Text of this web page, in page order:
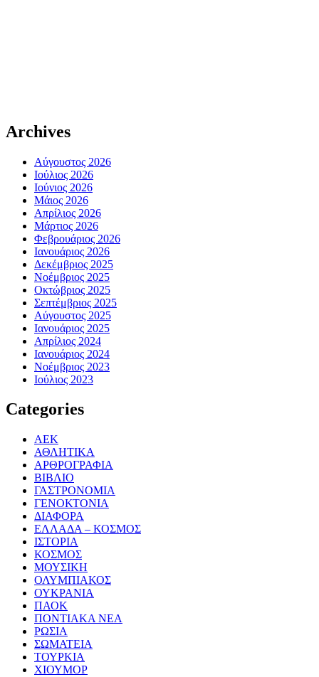
Archives
Αύγουστος 2026
Ιούλιος 2026
Ιούνιος 2026
Μάιος 2026
Απρίλιος 2026
Μάρτιος 2026
Φεβρουάριος 2026
Ιανουάριος 2026
Δεκέμβριος 2025
Νοέμβριος 2025
Οκτώβριος 2025
Σεπτέμβριος 2025
Αύγουστος 2025
Ιανουάριος 2025
Απρίλιος 2024
Ιανουάριος 2024
Νοέμβριος 2023
Ιούλιος 2023
Categories
ΑΕΚ
ΑΘΛΗΤΙΚΑ
ΑΡΘΡΟΓΡΑΦΙΑ
ΒΙΒΛΙΟ
ΓΑΣΤΡΟΝΟΜΙΑ
ΓΕΝΟΚΤΟΝΙΑ
ΔΙΑΦΟΡΑ
ΕΛΛΑΔΑ – ΚΟΣΜΟΣ
ΙΣΤΟΡΙΑ
ΚΟΣΜΟΣ
ΜΟΥΣΙΚΗ
ΟΛΥΜΠΙΑΚΟΣ
ΟΥΚΡΑΝΙΑ
ΠΑΟΚ
ΠΟΝΤΙΑΚΑ ΝΕΑ
ΡΩΣΙΑ
ΣΩΜΑΤΕΙΑ
ΤΟΥΡΚΙΑ
ΧΙΟΥΜΟΡ